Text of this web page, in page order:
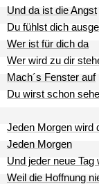
Und da ist die Angst
Du fühlst dich
Wer ist für dich da
Wer wird zu dir
Mach´s Fenster auf
Du wirst schon
Jeden Morgen wird
Jeden Morgen
Und jeder neue
Weil die Hoffnung